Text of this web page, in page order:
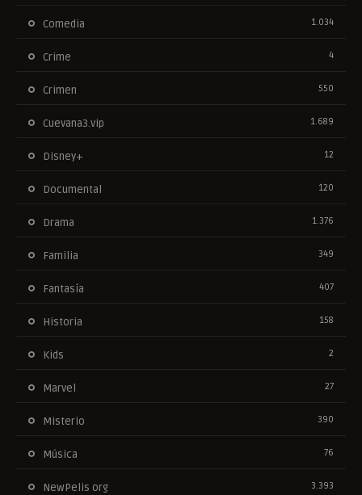
Comedia 1.034
Crime 4
Crimen 550
Cuevana3.vip 1.689
Disney+ 12
Documental 120
Drama 1.376
Familia 349
Fantasía 407
Historia 158
Kids 2
Marvel 27
Misterio 390
Música 76
NewPelis org 3.393